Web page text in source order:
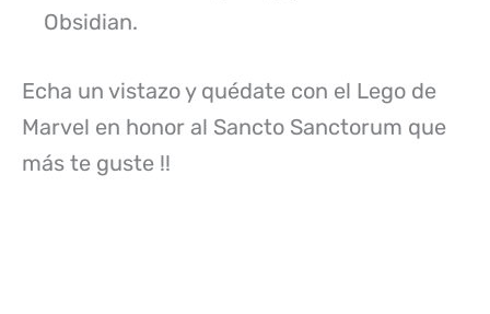
Obsidian.
Echa un vistazo y quédate con el Lego de
Marvel en honor al Sancto Sanctorum que
más te guste !!